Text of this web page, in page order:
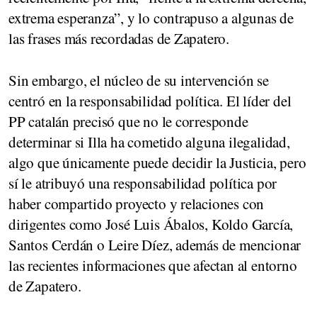
extrema esperanza”, y lo contrapuso a algunas de
las frases más recordadas de Zapatero.
Sin embargo, el núcleo de su intervención se
centró en la responsabilidad política. El líder del
PP catalán precisó que no le corresponde
determinar si Illa ha cometido alguna ilegalidad,
algo que únicamente puede decidir la Justicia, pero
sí le atribuyó una responsabilidad política por
haber compartido proyecto y relaciones con
dirigentes como José Luis Ábalos, Koldo García,
Santos Cerdán o Leire Díez, además de mencionar
las recientes informaciones que afectan al entorno
de Zapatero.